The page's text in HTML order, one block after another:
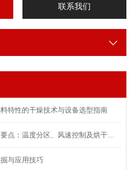
联系我们
特性的干燥技术与设备选型指南
详解农副产品烘干机的操作要点：温度分区、风速控制及烘干时间的设定
与应用技巧